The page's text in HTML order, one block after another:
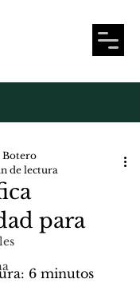
para
Botero
de lectura
6 minutos